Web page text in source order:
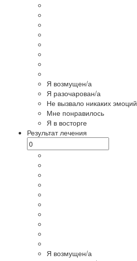
Я возмущен/а
Я разочарован/а
Не вызвало никаких эмоций
Мне понравилось
Я в восторге
Результат лечения
Я возмущен/а